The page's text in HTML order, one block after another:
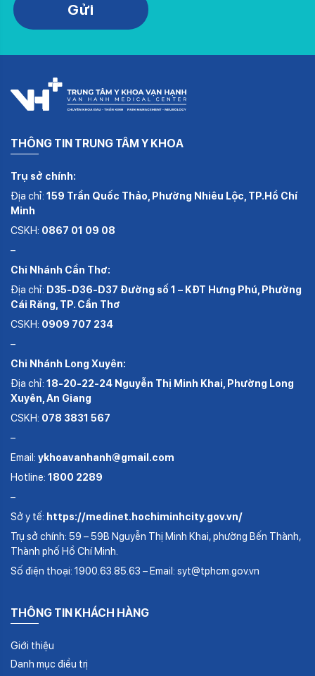
THÔNG TIN TRUNG TÂM Y KHOA
Trụ sở chính:
Địa chỉ: 159 Trần Quốc Thảo, Phường Nhiêu Lộc, TP.Hồ Chí
Minh
CSKH: 0867 01 09 08
–
Chi Nhánh Cần Thơ:
Địa chỉ: D35-D36-D37 Đường số 1 – KĐT Hưng Phú, Phường
Cái Răng, TP. Cần Thơ
CSKH: 0909 707 234
–
Chi Nhánh Long Xuyên:
Địa chỉ: 18-20-22-24 Nguyễn Thị Minh Khai, Phường Long
Xuyên, An Giang
CSKH: 078 3831 567
–
Email: ykhoavanhanh@gmail.com
Hotline: 1800 2289
–
Sở y tế: https://medinet.hochiminhcity.gov.vn/
Trụ sở chính: 59 – 59B Nguyễn Thị Minh Khai, phường Bến Thành,
Thành phố Hồ Chí Minh.
Số điện thoại: 1900.63.85.63 – Email: syt@tphcm.gov.vn
THÔNG TIN KHÁCH HÀNG
Giới thiệu
Danh mục điều trị
Gửi